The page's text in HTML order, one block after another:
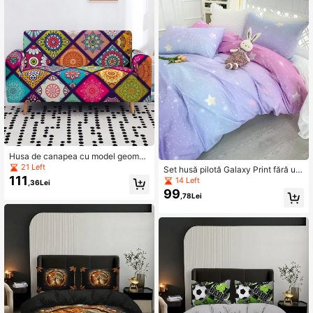
Husa de canapea cu model geomet
ric vintage, husă de canapea cu im
primeu Mandala pentru decorarea i
nterioară
21 Left
111 ,36Lei
Set husă pilotă Galaxy Print fără um
plutură
14 Left
99 ,78Lei